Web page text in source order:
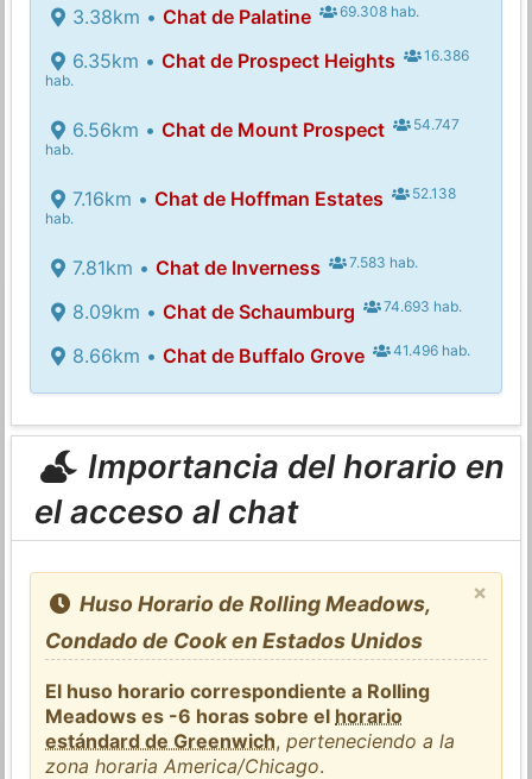
3.38km • Chat de Palatine 69.308 hab.
6.35km • Chat de Prospect Heights
16.386
hab.
6.56km • Chat de Mount Prospect
54.747
hab.
7.16km • Chat de Hoffman Estates
52.138
hab.
7.81km • Chat de Inverness 7.583 hab.
8.09km • Chat de Schaumburg 74.693 hab.
8.66km • Chat de Buffalo Grove 41.496 hab.
Importancia del horario en
el acceso al chat
×
Huso Horario de Rolling Meadows,
Condado de Cook en Estados Unidos
El huso horario correspondiente a Rolling
Meadows es -6 horas sobre el horario
estándard de Greenwich,perteneciendo a la
zona horaria America/Chicago.